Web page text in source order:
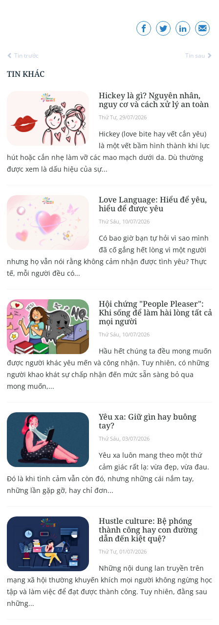
Tin trước Tin sau
TIN KHÁC
Hickey là gì? Nguyên nhân,
nguy cơ và cách xử lý an toàn
Thứ Tư, 29/07/2026
Hickey (love bite hay vết cắn yêu)
là một vết bầm hình thành khi lực
hút hoặc cắn nhẹ làm vỡ các mao mạch dưới da. Dù thường
được xem là dấu hiệu của sự...
Love Language: Hiểu để yêu,
hiểu để được yêu
Thứ Sáu, 10/07/2026
Có bao giờ bạn tự hỏi vì sao mình
đã cố gắng hết lòng vì một người
nhưng họ vẫn nói rằng không cảm nhận được tình yêu? Thực
tế, mỗi người đều có...
Hội chứng "People Pleaser":
Khi sống để làm hài lòng tất cả
mọi người
Thứ Sáu, 10/07/2026
Hầu hết chúng ta đều mong muốn
được người khác yêu mến và công nhận. Tuy nhiên, có những
người khao khát sự chấp nhận đến mức sẵn sàng bỏ qua
mong muốn,...
Yêu xa: Giữ gìn hay buông
tay?
Thứ Sáu, 03/07/2026
Yêu xa luôn mang theo một thứ
cảm giác rất lạ: vừa đẹp, vừa đau.
Đó là khi tình cảm vẫn còn đó, nhưng những cái nắm tay,
những lần gặp gỡ, hay chỉ đơn...
Hustle culture: Bệ phóng
thành công hay con đường
dẫn đến kiệt quệ?
Thứ Tư, 01/07/2026
Những nội dung lan truyền trên
mạng xã hội thường khuyến khích mọi người không ngừng học
tập và làm việc để đạt được thành công. Tuy nhiên, đằng sau
những...